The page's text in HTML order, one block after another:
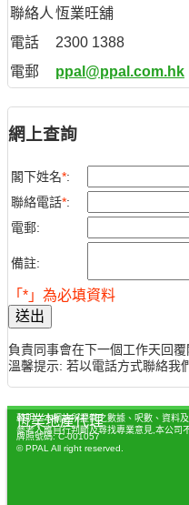
聯絡人 恆業旺舖
電話
2300 1388
電郵
ppal@ppal.com.hk
網上查詢
閣下姓名*:
聯絡電話*:
電郵:
備註:
「*」為必填資料
送出
負責同事會在下一個工作天回覆
溫馨提示: 若以電話方式聯絡我
聲明：本網站所提供之數據、呎數、資料
參考人應自行判斷及尋找專業意見,本公司
恆業地產代理
牌照號碼: C-001057
© PPAL All right reserved.